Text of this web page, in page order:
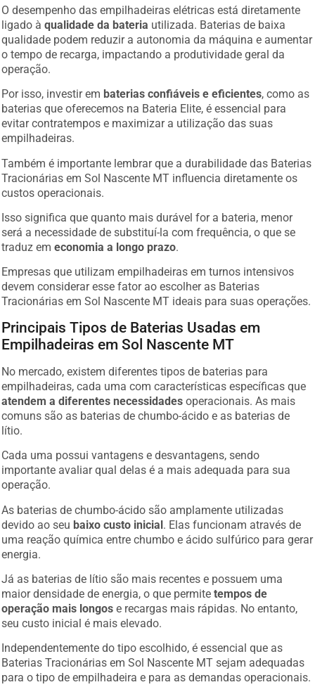
O desempenho das empilhadeiras elétricas está diretamente
ligado àqualidade da bateria utilizada. Baterias de baixa
qualidade podem reduzir a autonomia da máquina e aumentar
o tempo de recarga, impactando a produtividade geral da
operação.
Por isso, investir em baterias confiáveis e eficientes , como as
baterias que oferecemos na Bateria Elite, é essencial para
evitar contratempos e maximizar a utilização das suas
empilhadeiras.
Também é importante lembrar que a durabilidade das Baterias
Tracionárias em Sol Nascente MT influencia diretamente os
custos operacionais.
Isso significa que quanto mais durável for a bateria, menor
será a necessidade de substituí-la com frequência, o que se
traduz emeconomia a longo prazo
Empresas que utilizam empilhadeiras em turnos intensivos
devem considerar esse fator ao escolher as Baterias
Tracionárias em Sol Nascente MT ideais para suas operações.
Principais Tipos de Baterias Usadas em
Empilhadeiras em Sol Nascente MT
No mercado, existem diferentes tipos de baterias para
empilhadeiras, cada uma com características específicas que
atendem a diferentes necessidades operacionais. As mais
comuns são as baterias de chumbo-ácido e as baterias de
lítio.
Cada uma possui vantagens e desvantagens, sendo
importante avaliar qual delas é a mais adequada para sua
operação.
As baterias de chumbo-ácido são amplamente utilizadas
devido ao seu baixo custo inicial . Elas funcionam através de
uma reação química entre chumbo e ácido sulfúrico para gerar
energia.
Já as baterias de lítio são mais recentes e possuem uma
maior densidade de energia, o que permitetempos de
operação mais longos e recargas mais rápidas. No entanto,
seu custo inicial é mais elevado.
Independentemente do tipo escolhido, é essencial que as
Baterias Tracionárias em Sol Nascente MT sejam adequadas
para o tipo de empilhadeira e para as demandas operacionais.